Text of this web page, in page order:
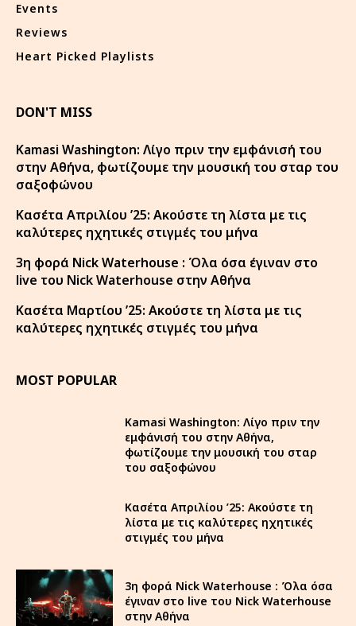
Events
Reviews
Heart Picked Playlists
DON'T MISS
Kamasi Washington: Λίγο πριν την εμφάνισή του
στην Αθήνα, φωτίζουμε την μουσική του σταρ του
σαξοφώνου
Κασέτα Απριλίου ’25: Ακούστε τη λίστα με τις
καλύτερες ηχητικές στιγμές του μήνα
3η φορά Nick Waterhouse : Όλα όσα έγιναν στο
live του Nick Waterhouse στην Αθήνα
Κασέτα Μαρτίου ’25: Ακούστε τη λίστα με τις
καλύτερες ηχητικές στιγμές του μήνα
MOST POPULAR
Kamasi Washington: Λίγο πριν την
εμφάνισή του στην Αθήνα,
φωτίζουμε την μουσική του σταρ
του σαξοφώνου
Κασέτα Απριλίου ’25: Ακούστε τη
λίστα με τις καλύτερες ηχητικές
στιγμές του μήνα
3η φορά Nick Waterhouse : Όλα όσα
έγιναν στο live του Nick Waterhouse
στην Αθήνα